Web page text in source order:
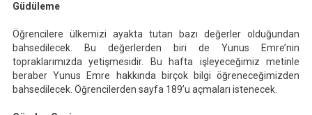
Güdüleme
Öğrencilere ülkemizi ayakta tutan bazı değerler olduğundan
bahsedilecek. Bu değerlerden biri de Yunus Emre’nin
topraklarımızda yetişmesidir. Bu hafta işleyeceğimiz metinle
beraber Yunus Emre hakkında birçok bilgi öğreneceğimizden
bahsedilecek. Öğrencilerden sayfa 189’u açmaları istenecek.